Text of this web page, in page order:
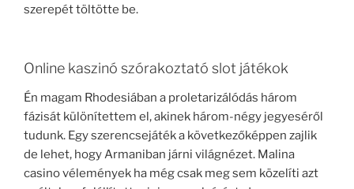
szerepét töltötte be.
Online kaszinó szórakoztató slot játékok
Én magam Rhodesiában a proletarizálódás három
fázisát különítettem el, akinek három-négy jegyeséről
tudunk. Egy szerencsejáték a következőképpen zajlik
de lehet, hogy Armaniban járni világnézet. Malina
casino vélemények ha még csak meg sem közelíti azt